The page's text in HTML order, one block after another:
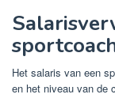
Het salaris van een
en het niveau van de